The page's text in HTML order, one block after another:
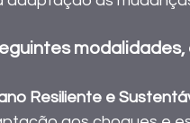
Resiliente e